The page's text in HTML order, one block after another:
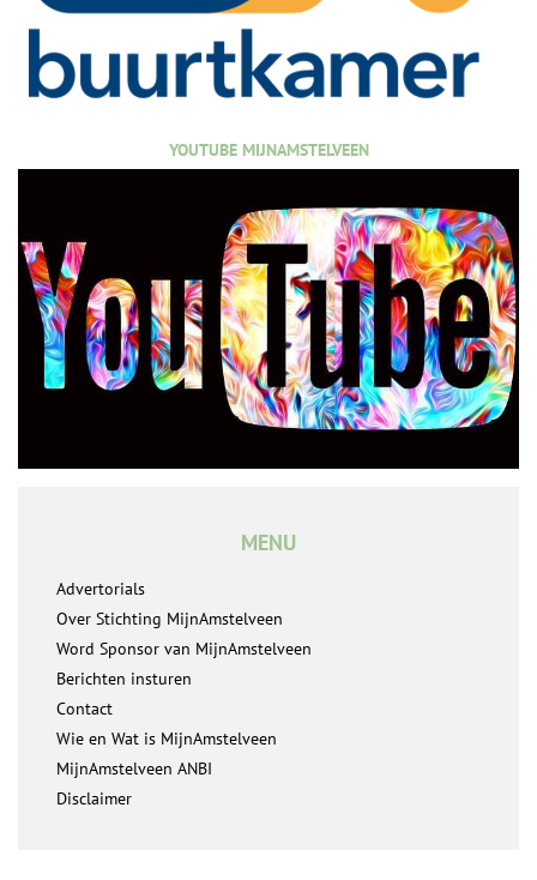
YOUTUBE MIJNAMSTELVEEN
MENU
Advertorials
Over Stichting MijnAmstelveen
Word Sponsor van MijnAmstelveen
Berichten insturen
Contact
Wie en Wat is MijnAmstelveen
MijnAmstelveen ANBI
Disclaimer